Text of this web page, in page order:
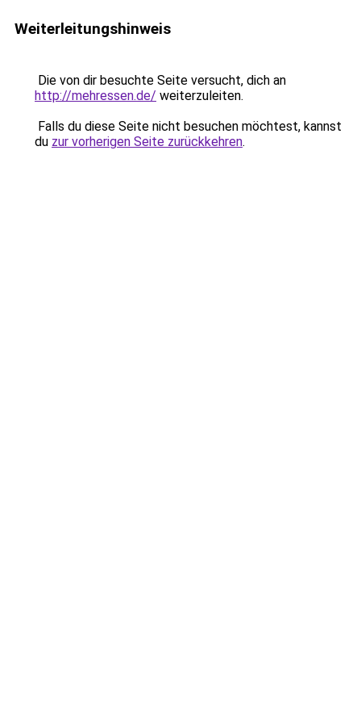
Weiterleitungshinweis
Die von dir besuchte Seite versucht, dich an
http://mehressen.de/ weiterzuleiten.
Falls du diese Seite nicht besuchen möchtest, kannst
du zur vorherigen Seite zurückkehren.